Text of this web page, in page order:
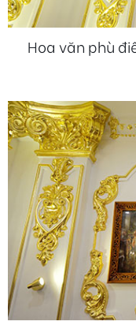
Hoa văn phù